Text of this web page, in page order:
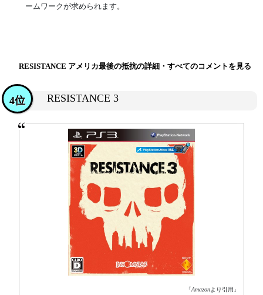
ームワークが求められます。
RESISTANCE アメリカ最後の抵抗の詳細・すべてのコメントを見る
RESISTANCE 3
4位
「Amazonより引用」